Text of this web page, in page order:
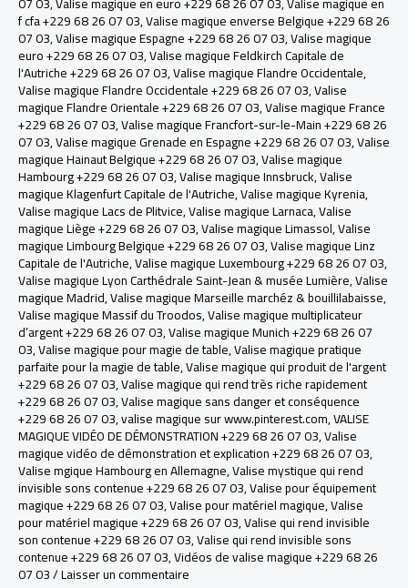
f cfa +229 68 26 07 03,Valise magique enverse Belgique +229 68 26
07 03,Valise magique Espagne +229 68 26 07 03,Valise magique
euro +229 68 26 07 03,Valise magique Feldkirch Capitale de
l'Autriche +229 68 26 07 03,Valise magique Flandre Occidentale,
Valise magique Flandre Occidentale +229 68 26 07 03,Valise
magique Flandre Orientale +229 68 26 07 03,Valise magique France
+229 68 26 07 03,Valise magique Francfort-sur-le-Main +229 68 26
07 03,Valise magique Grenade en Espagne +229 68 26 07 03,Valise
magique Hainaut Belgique +229 68 26 07 03,Valise magique
Hambourg +229 68 26 07 03,Valise magique Innsbruck, Valise
magique Klagenfurt Capitale de l'Autriche,Valise magique Kyrenia,
Valise magique Lacs de Plitvice,Valise magique Larnaca,Valise
magique Liège +229 68 26 07 03,Valise magique Limassol,Valise
magique Limbourg Belgique +229 68 26 07 03,Valise magique Linz
Capitale de l'Autriche,Valise magique Luxembourg +229 68 26 07 03,
Valise magique Lyon Carthédrale Saint-Jean & musée Lumière,Valise
magique Madrid,Valise magique Marseille marchéz & bouillilabaisse,
Valise magique Massif du Troodos,Valise magique multiplicateur
d’argent +229 68 26 07 03,Valise magique Munich +229 68 26 07
03,Valise magique pour magie de table,Valise magique pratique
parfaite pour la magie de table,Valise magique qui produit de l'argent
+229 68 26 07 03,Valise magique qui rend très riche rapidement
+229 68 26 07 03,Valise magique sans danger et conséquence
+229 68 26 07 03,valise magique sur www.pinterest.com,VALISE
MAGIQUE VIDÉO DE DÉMONSTRATION +229 68 26 07 03,Valise
magique vidéo de démonstration et explication +229 68 26 07 03,
Valise mgique Hambourg en Allemagne,Valise mystique qui rend
invisible sons contenue +229 68 26 07 03,Valise pour équipement
magique +229 68 26 07 03,Valise pour matériel magique,Valise
pour matériel magique +229 68 26 07 03,Valise qui rend invisible
son contenue +229 68 26 07 03,Valise qui rend invisible sons
contenue +229 68 26 07 03,Vidéos de valise magique +229 68 26
07 03/Laisser un commentaire